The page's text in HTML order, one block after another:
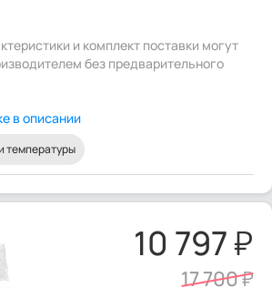
и комплект поставки могут
без предварительного
в описании
температуры
10 797
17 700